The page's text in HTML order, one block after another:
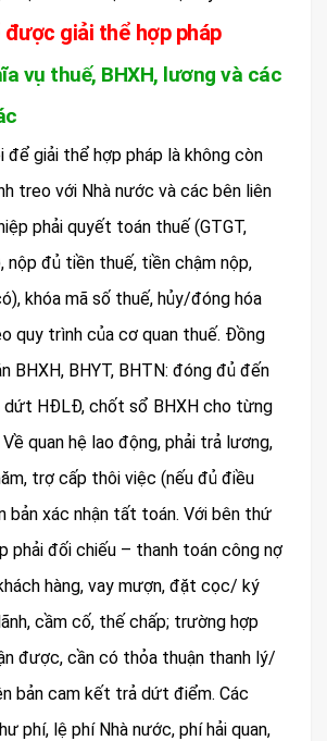
giải thể hợp pháp
vụ thuế, BHXH, lương và các
để giải thể hợp pháp là không còn
treo với Nhà nước và các bên liên
phải quyết toán thuế (GTGT,
nộp đủ tiền thuế, tiền chậm nộp,
khóa mã số thuế, hủy/đóng hóa
quy trình của cơ quan thuế. Đồng
BHXH, BHYT, BHTN: đóng đủ đến
dứt HĐLĐ, chốt sổ BHXH cho từng
quan hệ lao động, phải trả lương,
trợ cấp thôi việc (nếu đủ điều
bản xác nhận tất toán. Với bên thứ
phải đối chiếu – thanh toán công nợ
hàng, vay mượn, đặt cọc/ ký
cầm cố, thế chấp; trường hợp
được, cần có thỏa thuận thanh lý/
bản cam kết trả dứt điểm. Các
phí, lệ phí Nhà nước, phí hải quan,